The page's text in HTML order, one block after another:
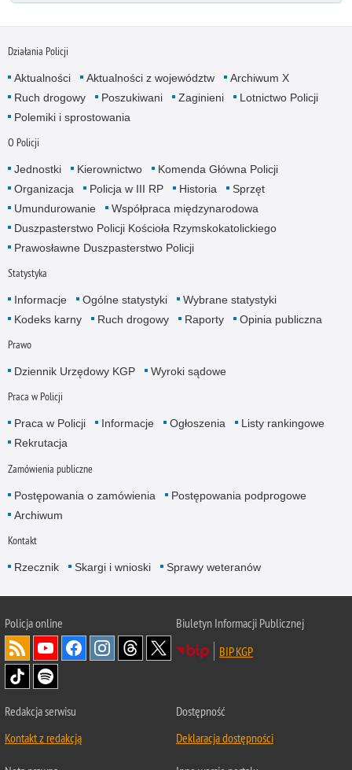
Działania Policji
Aktualności Aktualności z województw
Archiwum X
Ruch drogowy
Poszukiwani Zaginieni
Lotnictwo Policji
Polemiki i sprostowania
O Policji
Jednostki Kierownictwo
Komenda Główna Policji
Organizacja
Policja w III RP Historia
Sprzęt
Umundurowanie
Współpraca międzynarodowa
Duszpasterstwo Policji Kościoła Rzymskokatolickiego
Prawosławne Duszpasterstwo Policji
Statystyka
Informacje Ogólne statystyki
Wybrane statystyki
Kodeks karny
Ruch drogowy Raporty Opinia publiczna
Prawo
Dziennik Urzędowy KGP Wyroki sądowe
Praca w Policji
Praca w Policji Informacje Ogłoszenia
Listy rankingowe
Rekrutacja
Zamówienia publiczne
Postępowania o zamówienia
Postępowania podprogowe
Archiwum
Kontakt
Rzecznik Skargi i wnioski Sprawy weteranów
Policjaonline
Biuletyn Informacji Publicznej
BIP KGP
Redakcja serwisu
Kontakt z redakcją
Dostępność
Deklaracja dostępności